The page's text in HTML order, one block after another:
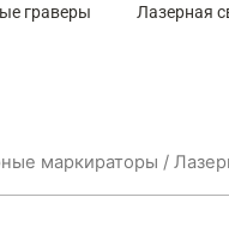
граверы Лазерная
маркираторы /